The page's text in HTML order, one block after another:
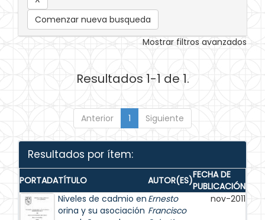
Comenzar nueva busqueda
Mostrar filtros avanzados
Resultados 1-1 de 1.
Anterior 1 Siguiente
Resultados por ítem:
PORTADATÍTULO AUTOR(ES)FECHA DE
PUBLICACIÓN
Niveles de cadmio en
orina y su asociación
Ernesto
Francisco
nov-2011